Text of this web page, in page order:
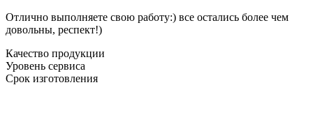
Отлично выполняете свою работу:) все остались более чем
довольны, респект!)
Качество продукции
Уровень сервиса
Срок изготовления